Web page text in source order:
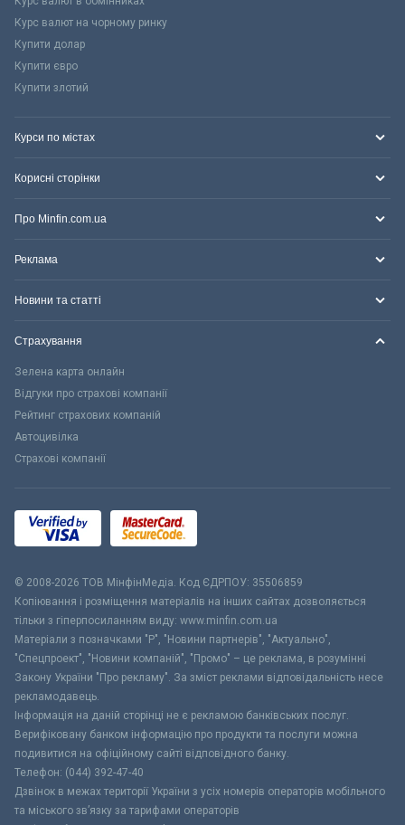
Курс валют на чорному ринку
Купити долар
Купити євро
Купити злотий
Курси по містах
Корисні сторінки
Про Minfin.com.ua
Реклама
Новини та статті
Страхування
Зелена карта онлайн
Відгуки про страхові компанії
Рейтинг страхових компаній
Автоцивілка
Страхові компанії
© 2008-2026 ТОВ МiнфiнМедiа. Код ЄДРПОУ: 35506859
Копіювання і розміщення матеріалів на інших сайтах дозволяється
тільки з гіперпосиланням виду: www.minfin.com.ua
Матеріали з позначками "Р", "Новини партнерів", "Актуально",
"Спецпроект", "Новини компаній", "Промо" – це реклама, в розумінні
Закону України "Про рекламу". За зміст реклами відповідальність несе
рекламодавець.
Інформація на даній сторінці не є рекламою банківських послуг.
Верифіковану банком інформацію про продукти та послуги можна
подивитися на офіційному сайті відповідного банку.
Телефон: (044) 392-47-40
Дзвінок в межах території України з усіх номерів операторів мобільного
та міського зв’язку за тарифами операторів